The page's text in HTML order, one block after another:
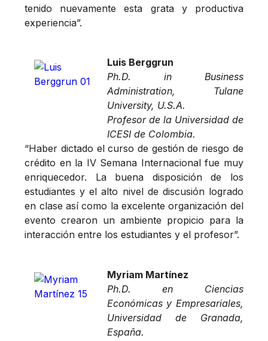
tenido nuevamente esta grata y productiva
experiencia”.
Luis Berggrun
Ph.D. in Business
Administration, Tulane
University, U.S.A.
Profesor de la Universidad de
ICESI de Colombia.
“Haber dictado el curso de gestión de riesgo de
crédito en la IV Semana Internacional fue muy
enriquecedor. La buena disposición de los
estudiantes y el alto nivel de discusión logrado
en clase así como la excelente organización del
evento crearon un ambiente propicio para la
interacción entre los estudiantes y el profesor”.
Myriam Martínez
Ph.D. en Ciencias
Económicas y Empresariales,
Universidad de Granada,
España.